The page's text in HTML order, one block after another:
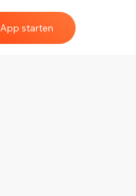
App starten